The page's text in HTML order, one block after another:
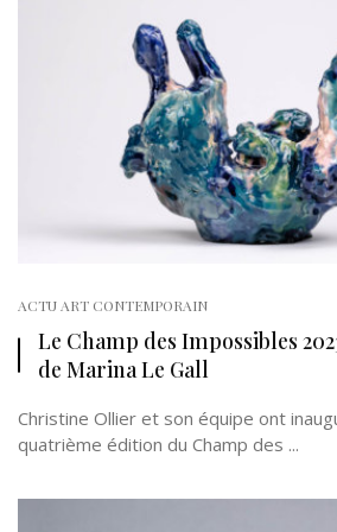
ACTU ART CONTEMPORAIN
Le Champ des Impossibles
de Marina Le Gall
Christine Ollier et son équipe ont
quatrième édition du Champ des ...